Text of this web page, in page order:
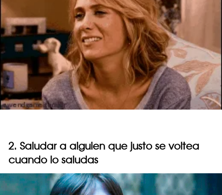
2. Saludar a alguien que justo se voltea
cuando lo saludas